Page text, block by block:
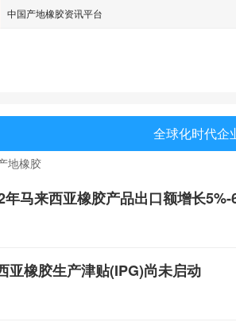
中国产地橡胶资讯平台
全球化时代企
地橡胶
马来西亚橡胶产品出口额增长5%-
亚橡胶生产津贴(IPG)尚未启动